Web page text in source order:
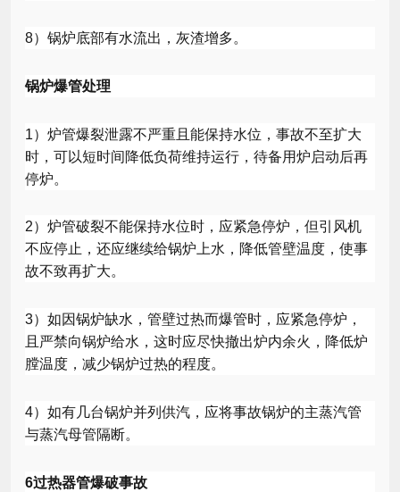
8）锅炉底部有水流出，灰渣增多。
锅炉爆管处理
1）炉管爆裂泄露不严重且能保持水位，事故不至扩大
时，可以短时间降低负荷维持运行，待备用炉启动后再
停炉。
2）炉管破裂不能保持水位时，应紧急停炉，但引风机
不应停止，还应继续给锅炉上水，降低管壁温度，使事
故不致再扩大。
3）如因锅炉缺水，管壁过热而爆管时，应紧急停炉，
且严禁向锅炉给水，这时应尽快撤出炉内余火，降低炉
膛温度，减少锅炉过热的程度。
4）如有几台锅炉并列供汽，应将事故锅炉的主蒸汽管
与蒸汽母管隔断。
6过热器管爆破事故